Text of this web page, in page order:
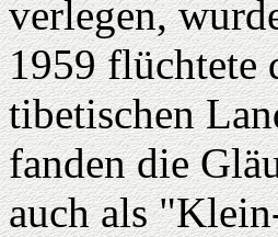
verlegen,
1959 flüchtete
tibetischen
fanden die
auch als